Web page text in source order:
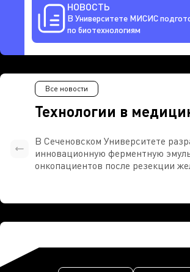
НОВОСТЬ
В Университете МИСИС
по биотехнологиям
Технологии в
Все новости
В Сеченовском Университете
инновационную ферментную
онкопациентов после резекции